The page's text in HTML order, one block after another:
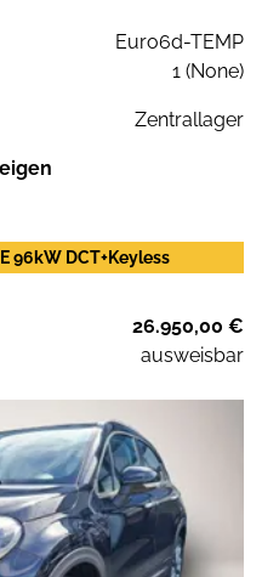
Euro6d-TEMP
1 (None)
Zentrallager
96kW DCT+Keyless
26.950,00 €
ausweisbar